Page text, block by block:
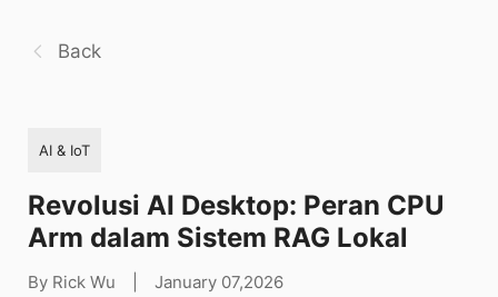
Back
AI & IoT
Revolusi AI Desktop: Peran CPU
Arm dalam Sistem RAG Lokal
By Rick Wu January 07,2026